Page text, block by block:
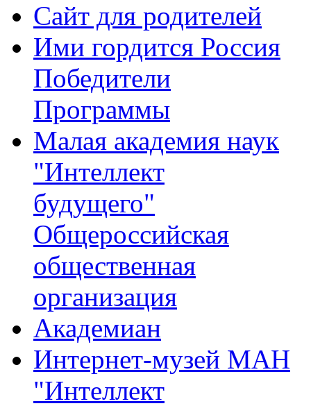
Сайт для родителей
Ими гордится Россия
Победители
Программы
Малая академия наук
"Интеллект
будущего"
Общероссийская
общественная
организация
Академиан
Интернет-музей МАН
"Интеллект